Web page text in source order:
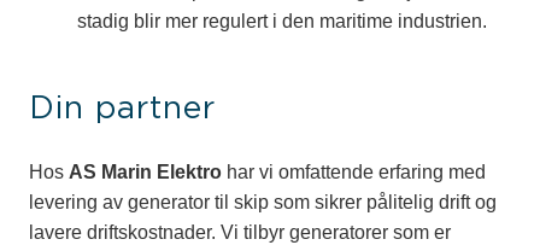
stadig blir mer regulert i den maritime industrien.
Din partner
Hos AS Marin Elektro har vi omfattende erfaring med
levering av generator til skip som sikrer pålitelig drift og
lavere driftskostnader. Vi tilbyr generatorer som er